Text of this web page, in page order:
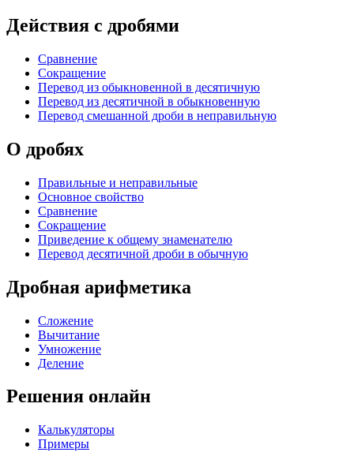
Действия с дробями
Сравнение
Сокращение
Перевод из обыкновенной в десятичную
Перевод из десятичной в обыкновенную
Перевод смешанной дроби в неправильную
О дробях
Правильные и неправильные
Основное свойство
Сравнение
Сокращение
Приведение к общему знаменателю
Перевод десятичной дроби в обычную
Дробная арифметика
Сложение
Вычитание
Умножение
Деление
Решения онлайн
Калькуляторы
Примеры